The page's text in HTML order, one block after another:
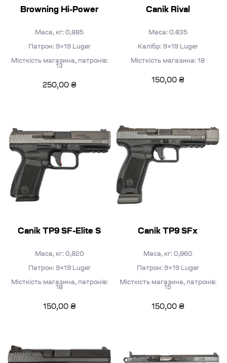
Browning Hi-Power
Маса, кг: 0,885
Патрон: 9×19 Luger
Місткість магазина, патронів:
13
250,00 ₴
Canik Rival
Маса: 0.835
Калібр: 9×19 Luger
Місткість магазина: 18
150,00 ₴
Canik TP9 SF-Elite S
Маса, кг: 0,820
Патрон: 9×19 Luger
Місткість магазина, патронів:
18
150,00 ₴
Canik TP9 SFx
Маса, кг: 0,860
Патрон: 9×19 Luger
Місткість магазина, патронів:
15
150,00 ₴